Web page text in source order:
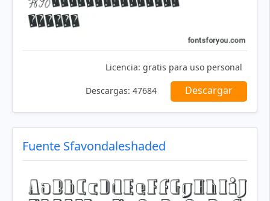
Licencia: gratis para uso personal
Descargas: 47684 Descargar
Fuente Sfavondaleshaded